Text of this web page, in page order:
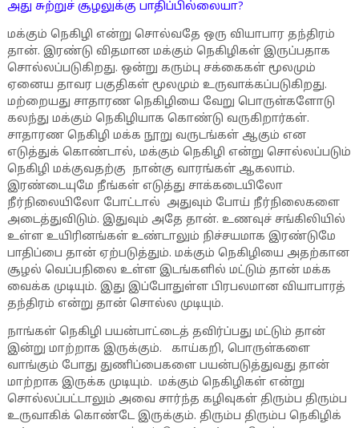
அது சுற்றுச் சூழலுக்கு பாதிப்பில்லையா?
மக்கும் நெகிழி என்று சொல்வதே ஒரு வியாபார தந்திரம்
தான். இரண்டு விதமான மக்கும் நெகிழிகள் இருப்பதாக
சொல்லப்படுகிறது. ஒன்று கரும்பு சக்கைகள் மூலமும்
ஏனைய தாவர பகுதிகள் மூலமும் உருவாக்கப்படுகிறது.
மற்றையது சாதாரண நெகிழியை வேறு பொருள்களோடு
கலந்து மக்கும் நெகிழியாக கொண்டு வருகிறார்கள்.
சாதாரண நெகிழி மக்க நூறு வருடங்கள் ஆகும் என
எடுத்துக் கொண்டால், மக்கும் நெகிழி என்று சொல்லப்படும்
நெகிழி மக்குவதற்கு நான்கு வாரங்கள் ஆகலாம்.
இரண்டையுமே நீங்கள் எடுத்து சாக்கடையிலோ
நீர்நிலையிலோ போட்டால் அதுவும் போய் நீர்நிலைகளை
அடைத்துவிடும். இதுவும் அதே தான். உணவுச் சங்கிலியில்
உள்ள உயிரினங்கள் உண்டாலும் நிச்சயமாக இரண்டுமே
பாதிப்பை தான் ஏற்படுத்தும். மக்கும் நெகிழியை அதற்கான
சூழல் வெப்பநிலை உள்ள இடங்களில் மட்டும் தான் மக்க
வைக்க முடியும். இது இப்போதுள்ள பிரபலமான வியாபாரத்
தந்திரம் என்று தான் சொல்ல முடியும்.
நாங்கள் நெகிழி பயன்பாட்டைத் தவிர்ப்பது மட்டும் தான்
இன்று மாற்றாக இருக்கும். காய்கறி, பொருள்களை
வாங்கும் போது துணிப்பைகளை பயன்படுத்துவது தான்
மாற்றாக இருக்க முடியும். மக்கும் நெகிழிகள் என்று
சொல்லப்பட்டாலும் அவை சார்ந்த கழிவுகள் திரும்ப திரும்ப
உருவாகிக் கொண்டே இருக்கும். திரும்ப திரும்ப நெகிழிக்